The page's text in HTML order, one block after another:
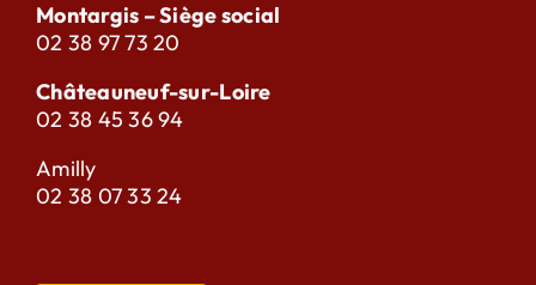
Montargis – Siège social
02 38 97 73 20
Châteauneuf-sur-Loire
02 38 45 36 94
Amilly
02 38 07 33 24